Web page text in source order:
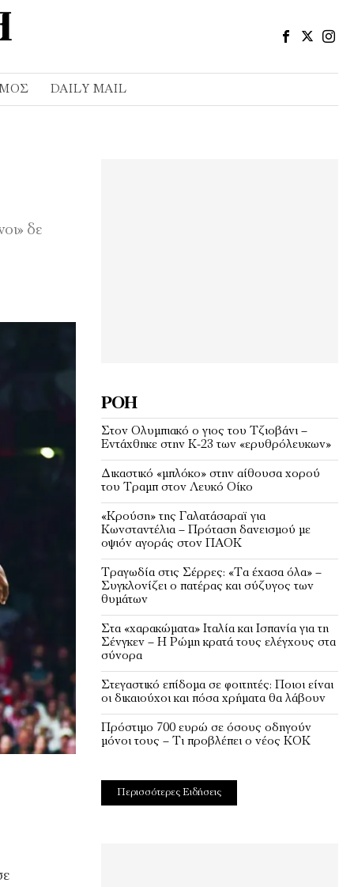
DAILY MAIL
δε
ΡΟΉ
Στον Ολυμπιακό ο γιος του Τζιοβάνι –
Εντάχθηκε στην Κ-23 των «ερυθρόλευκων»
Δικαστικό «μπλόκο» στην αίθουσα χορού
του Τραμπ στον Λευκό Οίκο
«Κρούση» της Γαλατάσαραϊ για
Κωνσταντέλια – Πρόταση δανεισμού με
οψιόν αγοράς στον ΠΑΟΚ
Τραγωδία στις Σέρρες: «Τα έχασα όλα» –
Συγκλονίζει ο πατέρας και σύζυγος των
θυμάτων
Στα «χαρακώματα» Ιταλία και Ισπανία για τη
Σένγκεν – Η Ρώμη κρατά τους ελέγχους στα
σύνορα
Στεγαστικό επίδομα σε φοιτητές: Ποιοι είναι
οι δικαιούχοι και πόσα χρήματα θα λάβουν
Πρόστιμο 700 ευρώ σε όσους οδηγούν
μόνοι τους – Τι προβλέπει ο νέος ΚΟΚ
Περισσότερες Ειδήσεις